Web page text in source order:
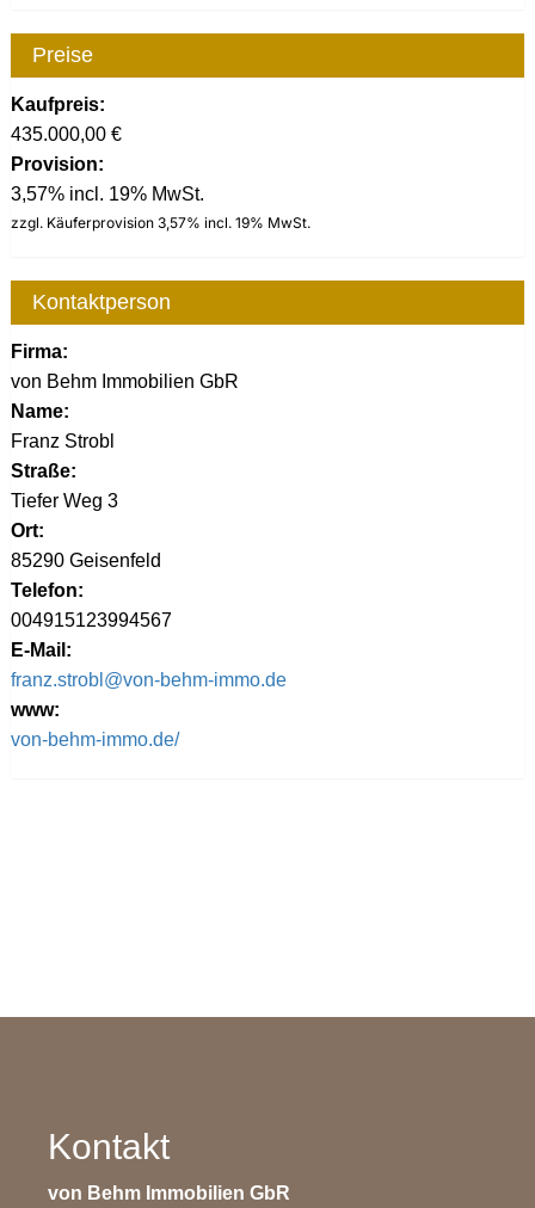
Preise
Kaufpreis:
435.000,00 €
Provision:
3,57% incl. 19% MwSt.
zzgl. Käuferprovision 3,57% incl. 19% MwSt.
Kontaktperson
Firma:
von Behm Immobilien GbR
Name:
Franz Strobl
Straße:
Tiefer Weg 3
Ort:
85290 Geisenfeld
Telefon:
004915123994567
E-Mail:
franz.strobl@von-behm-immo.de
www:
von-behm-immo.de/
Kontakt
von Behm Immobilien GbR